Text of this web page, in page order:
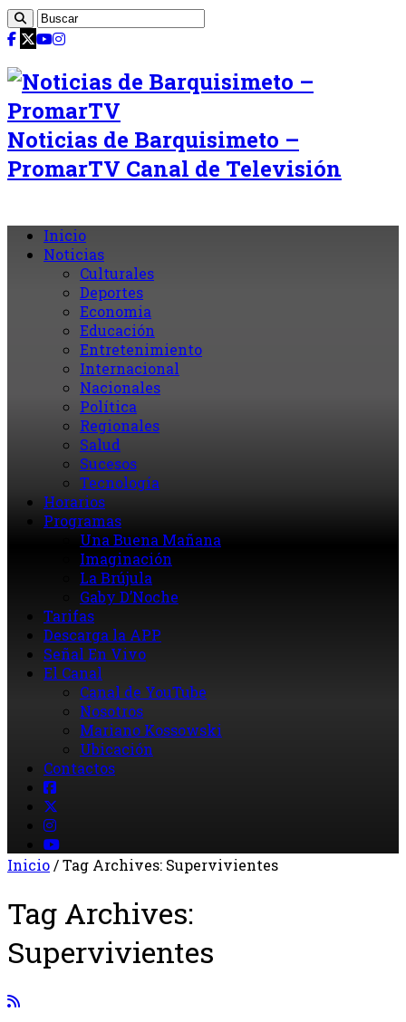
Noticias de Barquisimeto –
PromarTV Canal de Televisión
Inicio
Noticias
Culturales
Deportes
Economia
Educación
Entretenimiento
Internacional
Nacionales
Política
Regionales
Salud
Sucesos
Tecnología
Horarios
Programas
Una Buena Mañana
Imaginación
La Brújula
Gaby D’Noche
Tarifas
Descarga la APP
Señal En Vivo
El Canal
Canal de YouTube
Nosotros
Mariano Kossowski
Ubicación
Contactos
Inicio/Tag Archives: Supervivientes
Tag Archives:
Supervivientes